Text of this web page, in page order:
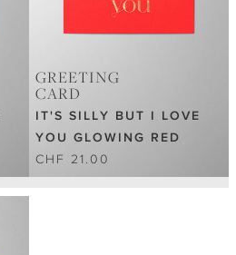
GREETING
CARD
IT'S SILLY BUT I LOVE
YOU GLOWING RED
CHF 21.00